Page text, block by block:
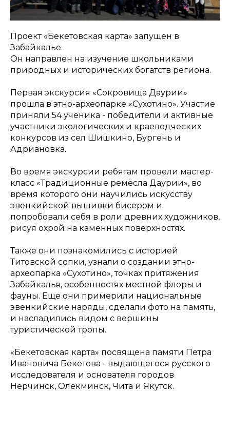
Проект «Бекетовская карта» запущен в
Забайкалье.
Он направлен на изучение школьниками
природных и исторических богатств региона.
Первая экскурсия «Сокровища Даурии»
прошла в этно-археопарке «Сухотино». Участие
приняли 54 ученика - победители и активные
участники экологических и краеведческих
конкурсов из сел Шишкино, Бургень и
Адриановка.
Во время экскурсии ребятам провели мастер-
класс «Традиционные ремёсла Даурии», во
время которого они научились искусству
эвенкийской вышивки бисером и
попробовали себя в роли древних художников,
рисуя охрой на каменных поверхностях.
Также они познакомились с историей
Титовской сопки, узнали о создании этно-
археопарка «Сухотино», точках притяжения
Забайкалья, особенностях местной флоры и
фауны. Еще они примерили национальные
эвенкийские наряды, сделали фото на память,
и насладились видом с вершины
туристической тропы.
«Бекетовская карта» посвящена памяти Петра
Ивановича Бекетова - выдающегося русского
исследователя и основателя городов
Нерчинск, Олёкминск, Чита и Якутск.